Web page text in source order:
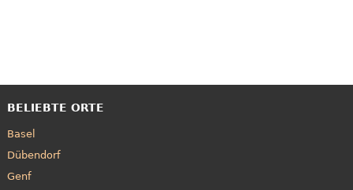
BELIEBTE ORTE
Basel
Dübendorf
Genf